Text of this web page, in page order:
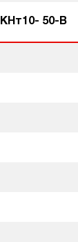
50-В